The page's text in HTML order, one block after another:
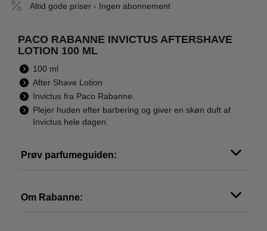
Altid gode priser - Ingen abonnement
PACO RABANNE INVICTUS AFTERSHAVE
LOTION 100 ML
100 ml
After Shave Lotion
Invictus fra Paco Rabanne.
Plejer huden efter barbering og giver en skøn duft af
Invictus hele dagen.
Prøv parfumeguiden:
Om Rabanne: